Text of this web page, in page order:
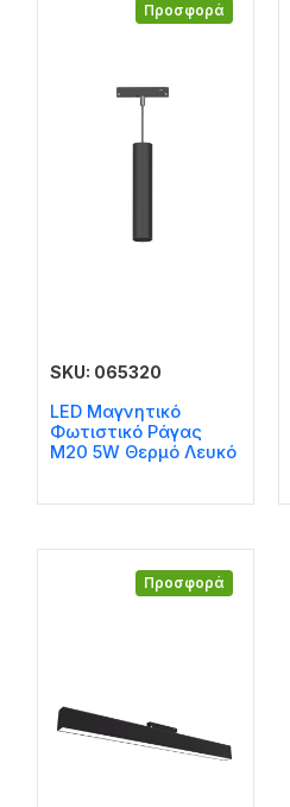
Προσφορά
SKU: 065320
LED Μαγνητικό
Φωτιστικό Ράγας
M20 5W Θερμό Λευκό
Προσφορά